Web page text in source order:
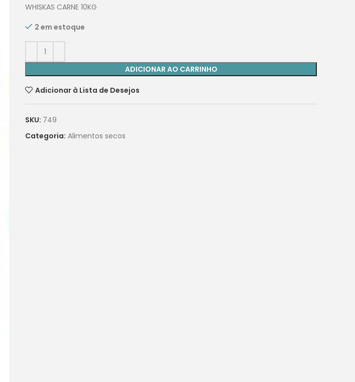
WHISKAS CARNE 10KG
2 em estoque
ADICIONAR AO CARRINHO
Adicionar à Lista de Desejos
SKU: 749
Categoria: Alimentos secos